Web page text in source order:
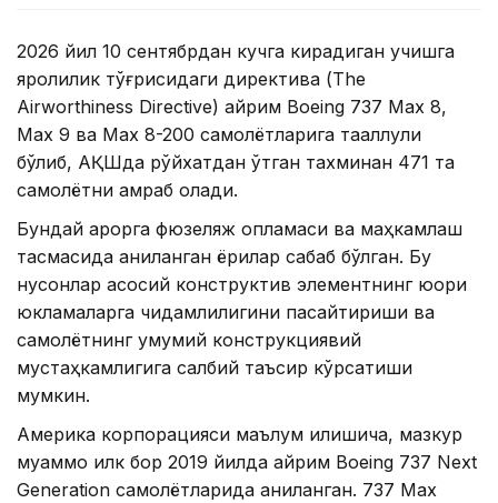
2026 йил 10 сентябрдан кучга кирадиган учишга
яроқлилик тўғрисидаги директива (The
Airworthiness Directive) айрим Boeing 737 Max 8,
Max 9 ва Max 8-200 самолётларига тааллуқли
бўлиб, АҚШда рўйхатдан ўтган тахминан 471 та
самолётни қамраб олади.
Бундай қарорга фюзеляж қопламаси ва маҳкамлаш
тасмасида аниқланган ёриқлар сабаб бўлган. Бу
нуқсонлар асосий конструктив элементнинг юқори
юкламаларга чидамлилигини пасайтириши ва
самолётнинг умумий конструкциявий
мустаҳкамлигига салбий таъсир кўрсатиши
мумкин.
Америка корпорацияси маълум қилишича, мазкур
муаммо илк бор 2019 йилда айрим Boeing 737 Next
Generation самолётларида аниқланган. 737 Max